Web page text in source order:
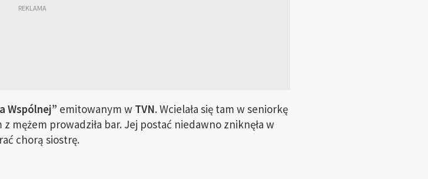
Wspólnej” emitowanym w TVN. Wcielała się tam w seniorkę
z mężem prowadziła bar. Jej postać niedawno zniknęła w
chorą siostrę.